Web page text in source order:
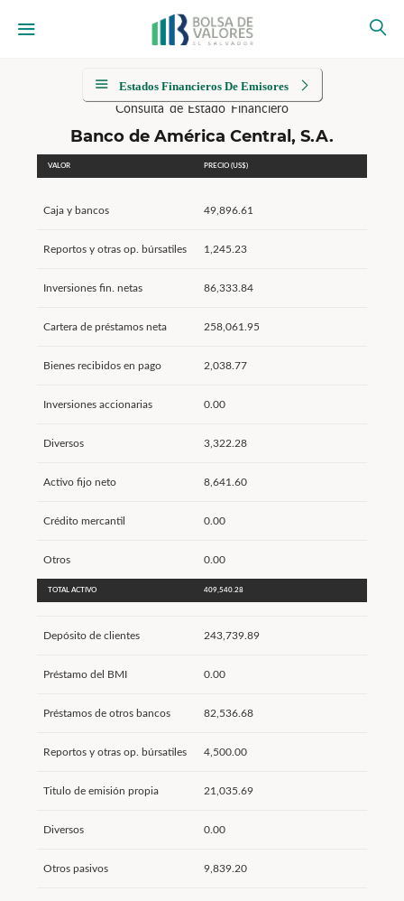
Estados Financieros De Emisores
Consulta de Estado Financiero
Banco de América Central, S.A.
VALOR PRECIO (US$)
Caja y bancos 49,896.61
Reportos y otras op. búrsatiles 1,245.23
Inversiones fin. netas 86,333.84
Cartera de préstamos neta 258,061.95
Bienes recibidos en pago 2,038.77
Inversiones accionarias 0.00
Diversos 3,322.28
Activo fijo neto 8,641.60
Crédito mercantil 0.00
Otros 0.00
TOTAL ACTIVO 409,540.28
Depósito de clientes 243,739.89
Préstamo del BMI 0.00
Préstamos de otros bancos 82,536.68
Reportos y otras op. búrsatiles 4,500.00
Titulo de emisión propia 21,035.69
Diversos 0.00
Otros pasivos 9,839.20